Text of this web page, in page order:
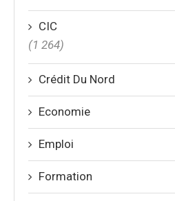
CIC
(1 264)
Crédit Du Nord
Economie
Emploi
Formation